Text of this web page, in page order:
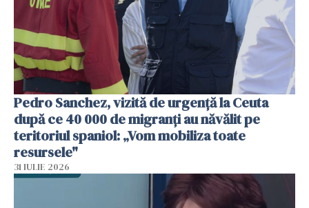
Pedro Sanchez, vizită de urgență la Ceuta
după ce 40 000 de migranți au năvălit pe
teritoriul spaniol: „Vom mobiliza toate
resursele"
31 IULIE 2026